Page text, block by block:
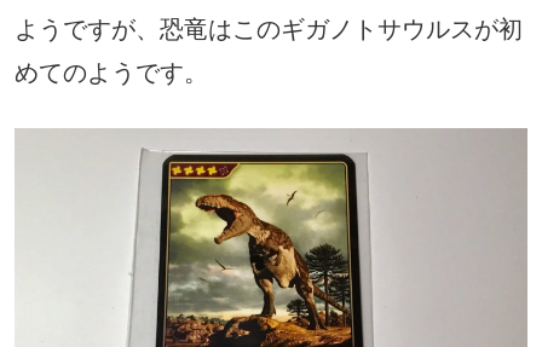
ようですが、恐竜はこのギガノトサウルスが初
めてのようです。